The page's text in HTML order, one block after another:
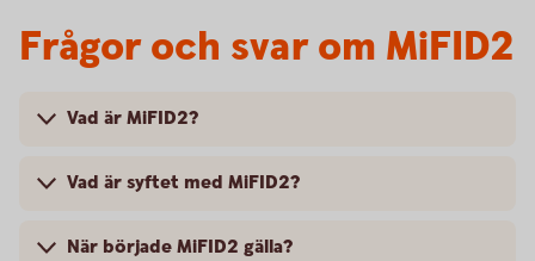
Frågor och svar om MiFID2
Vad är MiFID2?
Vad är syftet med MiFID2?
När började MiFID2 gälla?